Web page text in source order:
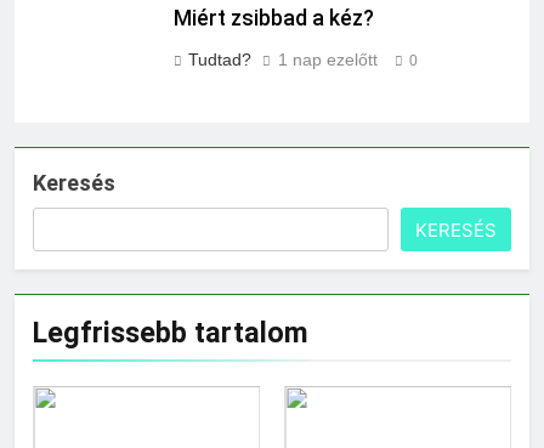
Miért zsibbad a kéz?
Tudtad? 1 nap ezelőtt 0
Keresés
KERESÉS
Legfrissebb tartalom